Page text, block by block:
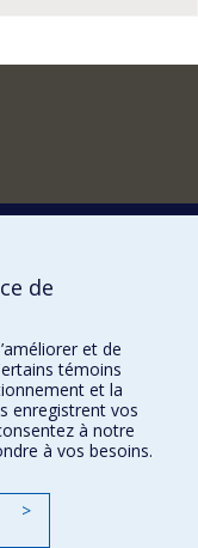
de
et de
témoins
et la
enregistrent vos
à notre
à vos besoins.
>